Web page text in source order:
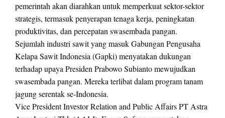
pemerintah akan diarahkan untuk memperkuat sektor-sektor
strategis, termasuk penyerapan tenaga kerja, peningkatan
produktivitas, dan percepatan swasembada pangan.
Sejumlah industri sawit yang masuk Gabungan Pengusaha
Kelapa Sawit Indonesia (Gapki) menyatakan dukungan
terhadap upaya Presiden Prabowo Subianto mewujudkan
swasembada pangan. Mereka terlibat dalam program tanam
jagung serentak se-Indonesia.
Vice President Investor Relation and Public Affairs PT Astra